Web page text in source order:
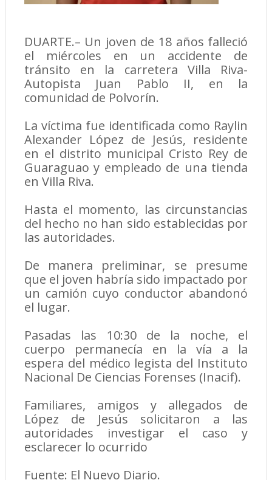
DUARTE.– Un joven de 18 años falleció
el miércoles en un accidente de
tránsito en la carretera Villa Riva-
Autopista Juan Pablo II, en la
comunidad de Polvorín.
La víctima fue identificada como Raylin
Alexander López de Jesús, residente
en el distrito municipal Cristo Rey de
Guaraguao y empleado de una tienda
en Villa Riva.
Hasta el momento, las circunstancias
del hecho no han sido establecidas por
las autoridades.
De manera preliminar, se presume
que el joven habría sido impactado por
un camión cuyo conductor abandonó
el lugar.
Pasadas las 10:30 de la noche, el
cuerpo permanecía en la vía a la
espera del médico legista del Instituto
Nacional De Ciencias Forenses (Inacif).
Familiares, amigos y allegados de
López de Jesús solicitaron a las
autoridades investigar el caso y
esclarecer lo ocurrido
Fuente: El Nuevo Diario.